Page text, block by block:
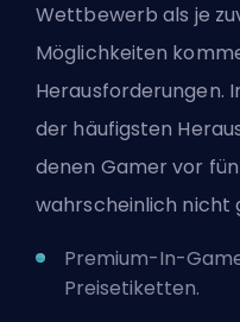
Wettbewerb als je
Möglichkeiten
Herausforderungen.
der häufigsten
denen Gamer vor
wahrscheinlich nicht
Premium-In-
Preisetiketten.